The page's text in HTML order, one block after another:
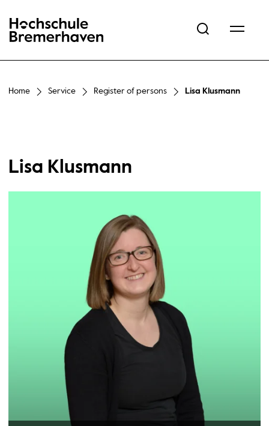
Hochschule Bremerhaven
Home Service Register of persons Lisa Klusmann
Lisa Klusmann